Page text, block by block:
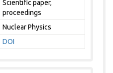
Scientific paper,
proceedings
Nuclear Physics
DOI